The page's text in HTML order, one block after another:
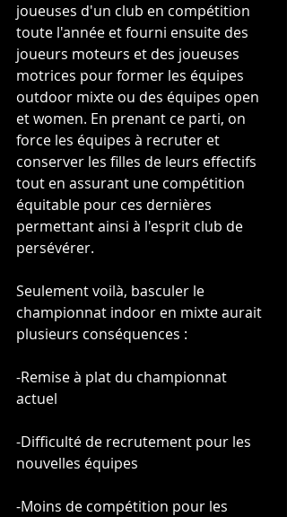
joueuses d'un club en compétition
toute l'année et fourni ensuite des
joueurs moteurs et des joueuses
motrices pour former les équipes
outdoor mixte ou des équipes open
et women. En prenant ce parti, on
force les équipes à recruter et
conserver les filles de leurs effectifs
tout en assurant une compétition
équitable pour ces dernières
permettant ainsi à l'esprit club de
persévérer.
Seulement voilà, basculer le
championnat indoor en mixte aurait
plusieurs conséquences :
-Remise à plat du championnat
actuel
-Difficulté de recrutement pour les
nouvelles équipes
-Moins de compétition pour les